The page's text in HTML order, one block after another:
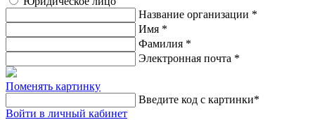
Название организации *
Имя *
Фамилия *
Электронная почта *
Поменять картинку
Введите код с картинки*
Войти в личный кабинет